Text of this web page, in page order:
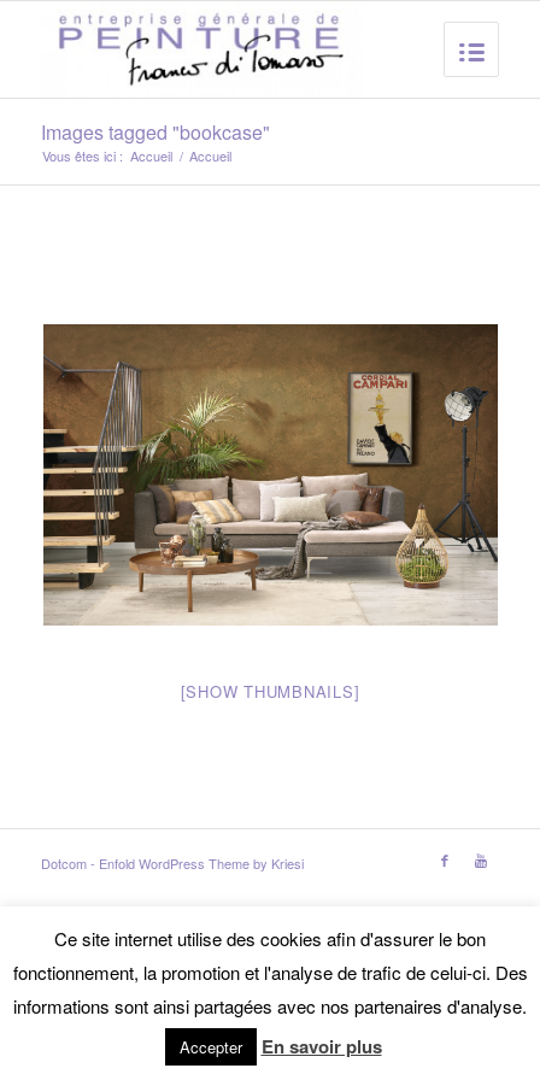
Images tagged "bookcase"
Vous êtes ici : Accueil / Accueil
[SHOW THUMBNAILS]
Dotcom - Enfold WordPress Theme by Kriesi
Ce site internet utilise des cookies afin d'assurer le bon
fonctionnement, la promotion et l'analyse de trafic de celui-ci. Des
informations sont ainsi partagées avec nos partenaires d'analyse.
Accepter En savoir plus